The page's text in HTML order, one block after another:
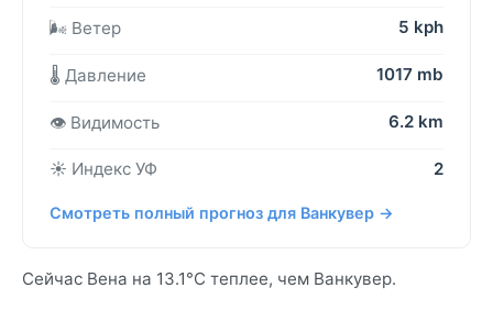
🌬️ Ветер
5 kph
🌡️ Давление 1017 mb
👁️ Видимость 6.2 km
☀️ Индекс УФ 2
Смотреть полный прогноз для Ванкувер →
Сейчас Вена на 13.1°C теплее, чем Ванкувер.